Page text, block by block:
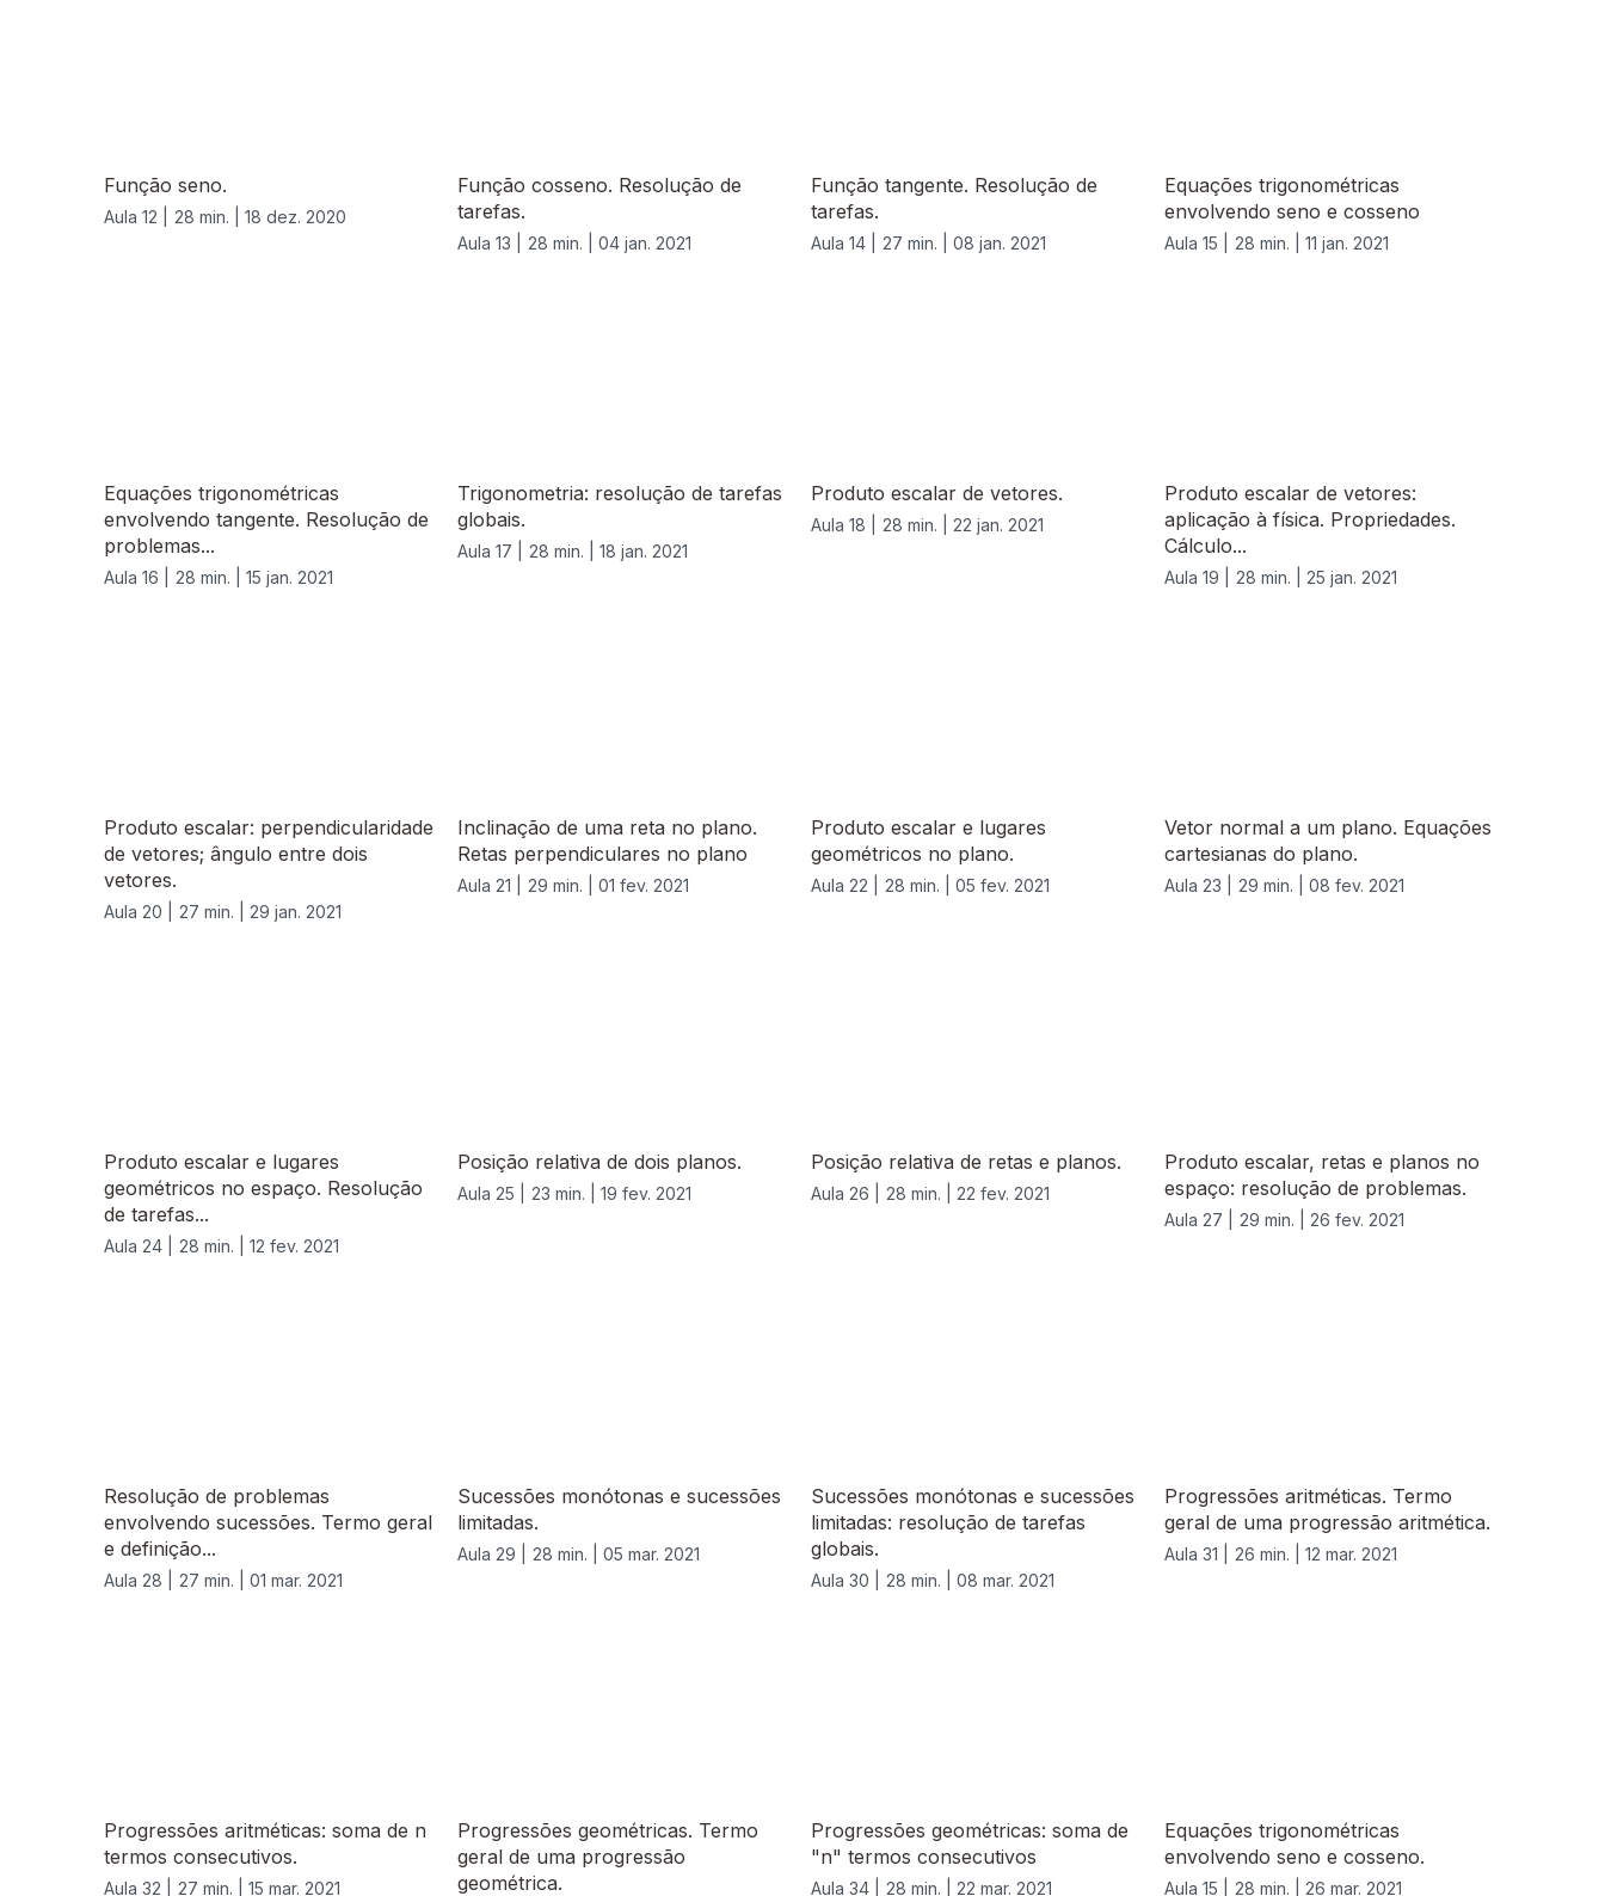
Função seno.
Aula 12 | 28 min. | 18 dez. 2020
Função cosseno. Resolução de
tarefas.
Aula 13 | 28 min. | 04 jan. 2021
Função tangente. Resolução de
tarefas.
Aula 14 | 27 min. | 08 jan. 2021
Equações trigonométricas
envolvendo seno e cosseno
Aula 15 | 28 min. | 11 jan. 2021
Equações trigonométricas
envolvendo tangente. Resolução de
problemas...
Aula 16 | 28 min. | 15 jan. 2021
Trigonometria: resolução de tarefas
globais.
Aula 17 | 28 min. | 18 jan. 2021
Produto escalar de vetores.
Aula 18 | 28 min. | 22 jan. 2021
Produto escalar de vetores:
aplicação à física. Propriedades.
Cálculo...
Aula 19 | 28 min. | 25 jan. 2021
Produto escalar: perpendicularidade
de vetores; ângulo entre dois
vetores.
Aula 20 | 27 min. | 29 jan. 2021
Inclinação de uma reta no plano.
Retas perpendiculares no plano
Aula 21 | 29 min. | 01 fev. 2021
Produto escalar e lugares
geométricos no plano.
Aula 22 | 28 min. | 05 fev. 2021
Vetor normal a um plano. Equações
cartesianas do plano.
Aula 23 | 29 min. | 08 fev. 2021
Produto escalar e lugares
geométricos no espaço. Resolução
de tarefas...
Aula 24 | 28 min. | 12 fev. 2021
Posição relativa de dois planos.
Aula 25 | 23 min. | 19 fev. 2021
Posição relativa de retas e planos.
Aula 26 | 28 min. | 22 fev. 2021
Produto escalar, retas e planos no
espaço: resolução de problemas.
Aula 27 | 29 min. | 26 fev. 2021
Resolução de problemas
envolvendo sucessões. Termo geral
e definição...
Aula 28 | 27 min. | 01 mar. 2021
Sucessões monótonas e sucessões
limitadas.
Aula 29 | 28 min. | 05 mar. 2021
Sucessões monótonas e sucessões
limitadas: resolução de tarefas
globais.
Aula 30 | 28 min. | 08 mar. 2021
Progressões aritméticas. Termo
geral de uma progressão aritmética.
Aula 31 | 26 min. | 12 mar. 2021
Progressões aritméticas: soma de n
termos consecutivos.
Aula 32 | 27 min. | 15 mar. 2021
Progressões geométricas. Termo
geral de uma progressão
geométrica.
Progressões geométricas: soma de
"n" termos consecutivos
Aula 34 | 28 min. | 22 mar. 2021
Equações trigonométricas
envolvendo seno e cosseno.
Aula 15 | 28 min. | 26 mar. 2021